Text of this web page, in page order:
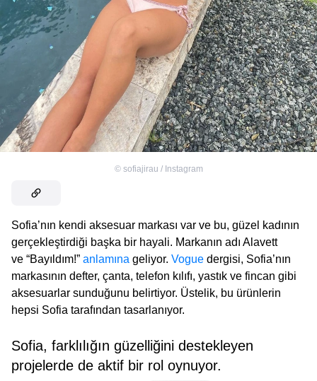
© sofiajirau / Instagram
Sofia’nın kendi aksesuar markası var ve bu, güzel kadının
gerçekleştirdiği başka bir hayali. Markanın adı Alavett
ve “Bayıldım!” anlamına geliyor. Vogue dergisi, Sofia’nın
markasının defter, çanta, telefon kılıfı, yastık ve fincan gibi
aksesuarlar sunduğunu belirtiyor. Üstelik, bu ürünlerin
hepsi Sofia tarafından tasarlanıyor.
Sofia, farklılığın güzelliğini destekleyen
projelerde de aktif bir rol oynuyor.